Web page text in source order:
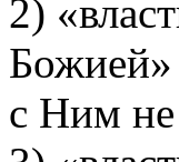
2)
Божией»
с Ним